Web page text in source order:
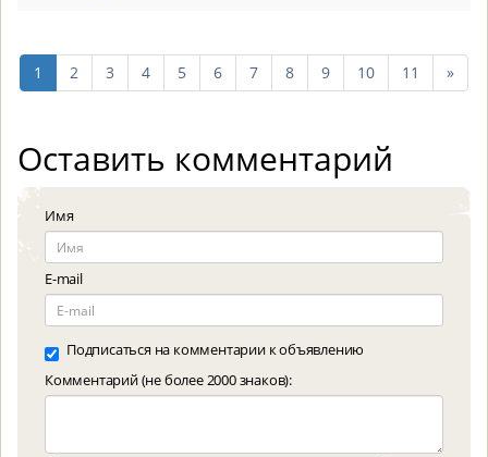
1 2 3 4 5 6 7 8 9 10 11 »
10
Оставить комментарий
Имя
E-mail
Подписаться на комментарии к объявлению
Комментарий (не более 2000 знаков):